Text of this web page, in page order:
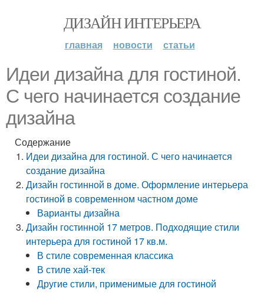
ДИЗАЙН ИНТЕРЬЕРА
главная новости статьи
Идеи дизайна для гостиной.
С чего начинается создание
дизайна
Содержание
Идеи дизайна для гостиной. С чего начинается
создание дизайна
Дизайн гостинной в доме. Оформление интерьера
гостиной в современном частном доме
Варианты дизайна
Дизайн гостинной 17 метров. Подходящие стили
интерьера для гостиной 17 кв.м.
В стиле современная классика
В стиле хай-тек
Другие стили, применимые для гостиной